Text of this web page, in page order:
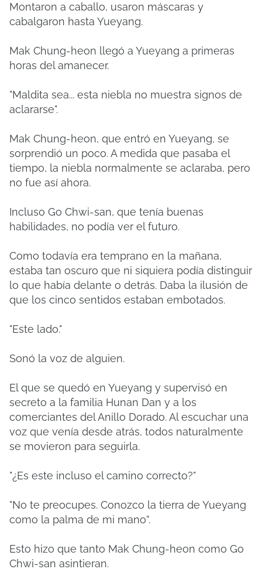
Montaron a caballo, usaron máscaras y
cabalgaron hasta Yueyang.
Mak Chung-heon llegó a Yueyang a primeras
horas del amanecer.
"Maldita sea... esta niebla no muestra signos de
aclararse".
Mak Chung-heon, que entró en Yueyang, se
sorprendió un poco. A medida que pasaba el
tiempo, la niebla normalmente se aclaraba, pero
no fue así ahora.
Incluso Go Chwi-san, que tenía buenas
habilidades, no podía ver el futuro.
Como todavía era temprano en la mañana,
estaba tan oscuro que ni siquiera podía distinguir
lo que había delante o detrás. Daba la ilusión de
que los cinco sentidos estaban embotados.
"Este lado."
Sonó la voz de alguien.
El que se quedó en Yueyang y supervisó en
secreto a la familia Hunan Dan y a los
comerciantes del Anillo Dorado. Al escuchar una
voz que venía desde atrás, todos naturalmente
se movieron para seguirla.
"¿Es este incluso el camino correcto?"
"No te preocupes. Conozco la tierra de Yueyang
como la palma de mi mano”.
Esto hizo que tanto Mak Chung-heon como Go
Chwi-san asintieran.